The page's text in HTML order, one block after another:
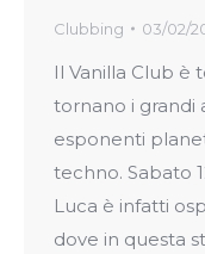
Clubbing 03/02/
Il Vanilla Club è
tornano i grandi
esponenti
techno. Sabato
Luca è infatti
dove in questa